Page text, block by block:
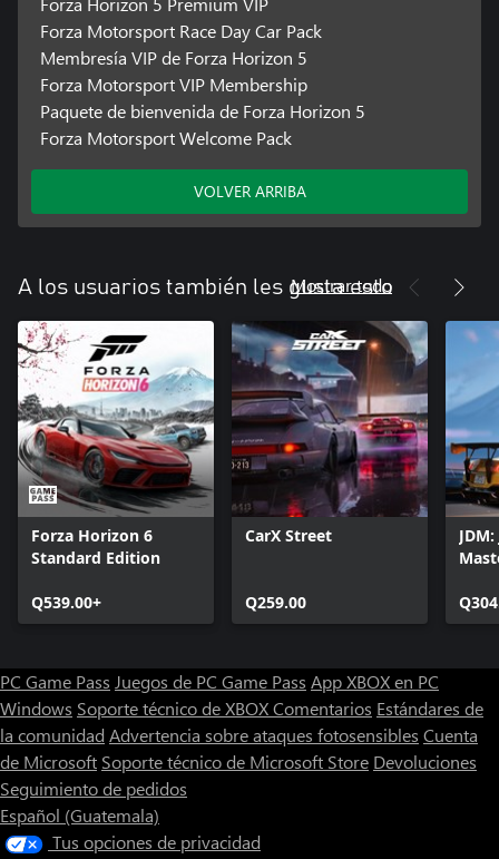
Forza Motorsport Race Day Car Pack
Membresía VIP de Forza Horizon 5
Forza Motorsport VIP Membership
Paquete de bienvenida de Forza Horizon 5
Forza Motorsport Welcome Pack
VOLVER ARRIBA
A los usuarios también les gusta esto
Mostrar todo
Forza Horizon 6
Standard Edition
Q539.00+
CarX Street
Q259.00
PC Game Pass Juegos de PC Game Pass App XBOX en PC
Windows Soporte técnico de XBOXComentarios Estándares de
la comunidad Advertencia sobre ataques fotosensibles Cuenta
de Microsoft Soporte técnico de Microsoft Store Devoluciones
Seguimiento de pedidos
Español (Guatemala)
Tus opciones de privacidad